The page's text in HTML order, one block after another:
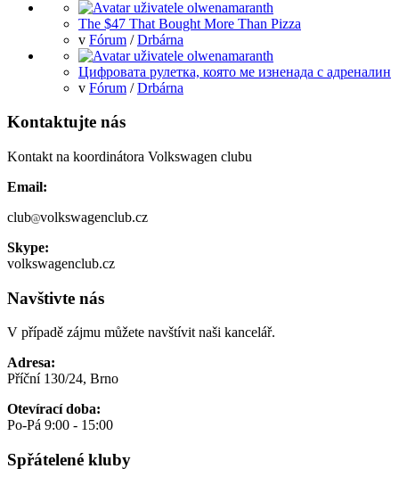
The $47 That Bought More Than Pizza
v Fórum /Drbárna
Цифровата рулетка, която ме изненада с адреналин
v Fórum /Drbárna
Kontaktujte nás
Kontakt na koordinátora Volkswagen clubu
Email:
club volkswagenclub.cz
Skype:
volkswagenclub.cz
Navštivte nás
V případě zájmu můžete navštívit naši kancelář.
Adresa:
Příční 130/24, Brno
Otevírací doba:
Po-Pá 9:00 - 15:00
Spřátelené kluby